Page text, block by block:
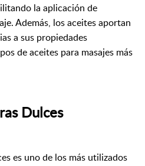
la aplicación de
Además, los aceites aportan
a sus propiedades
de aceites para masajes más
Dulces
es uno de los más utilizados